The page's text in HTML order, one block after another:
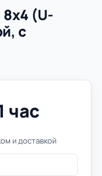
8x4 (U-
с
час
и доставкой